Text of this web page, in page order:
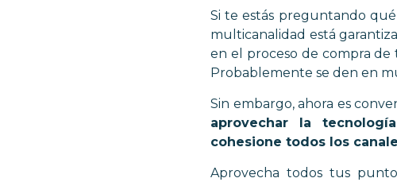
Si te estás preguntando
multicanalidad está
en el proceso de compra
Probablemente se den en
Sin embargo, ahora es
aprovechar la
cohesione todos los
Aprovecha todos tus